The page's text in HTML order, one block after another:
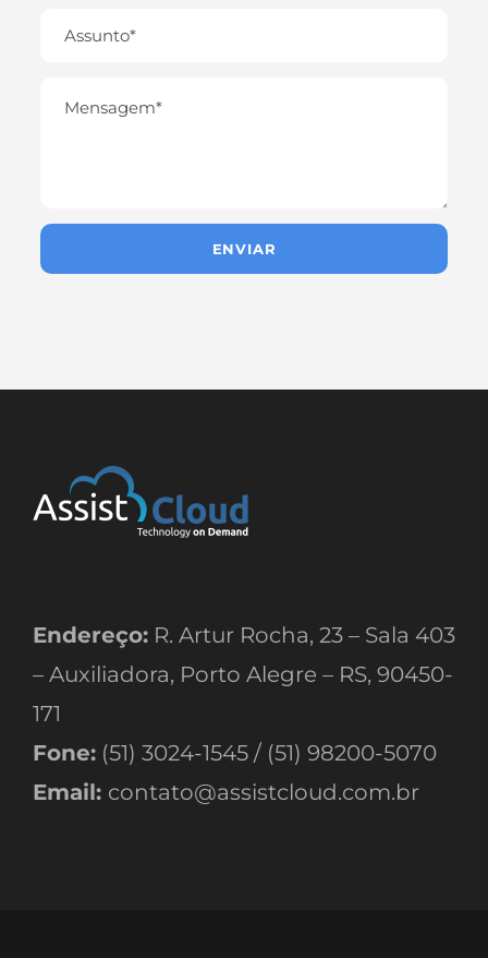
Endereço: R. Artur Rocha, 23 – Sala 403
– Auxiliadora, Porto Alegre – RS, 90450-
171
Fone: (51) 3024-1545 / (51) 98200-5070
Email: contato@assistcloud.com.br